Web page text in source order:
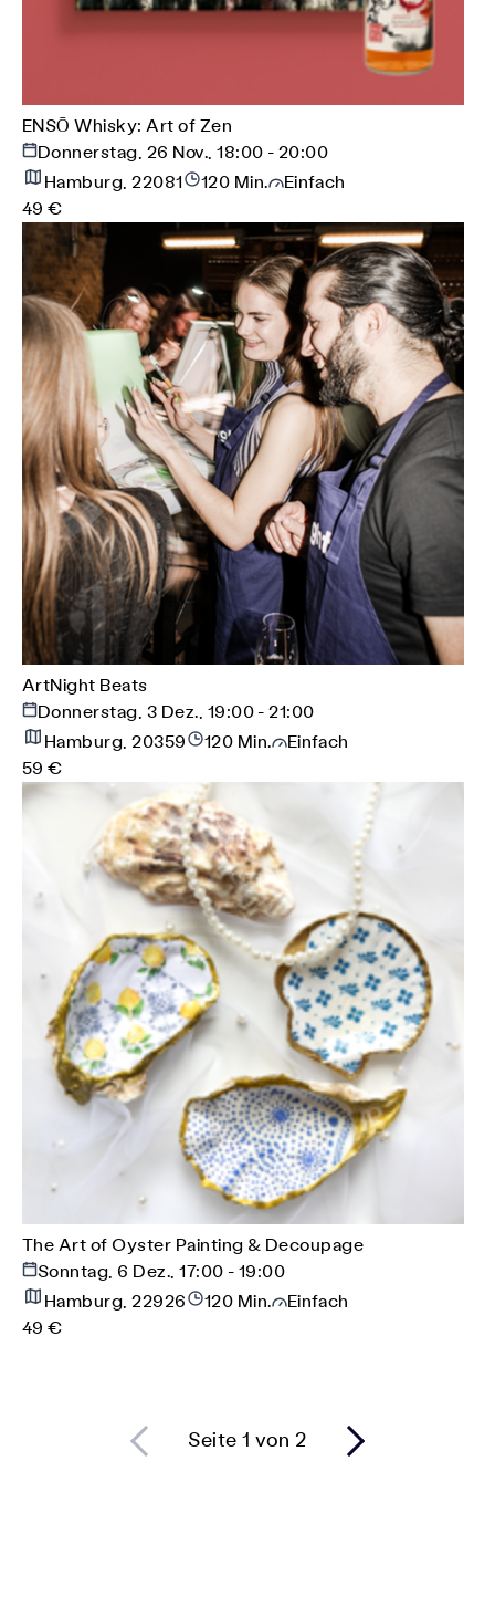
ENSŌ Whisky: Art of Zen
Donnerstag, 26 Nov., 18:00 - 20:00
Hamburg, 22081
120 Min.
Einfach
49 €
ArtNight Beats
Donnerstag, 3 Dez., 19:00 - 21:00
Hamburg, 20359
120 Min.
Einfach
59 €
The Art of Oyster Painting & Decoupage
Sonntag, 6 Dez., 17:00 - 19:00
Hamburg, 22926
120 Min.
Einfach
49 €
Seite 1 von 2